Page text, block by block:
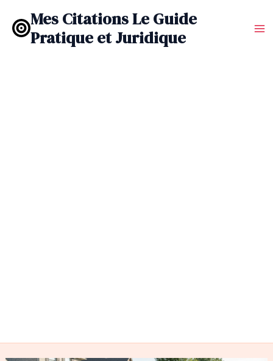
contenu
Mes Citations Le Guide
Pratique et Juridique